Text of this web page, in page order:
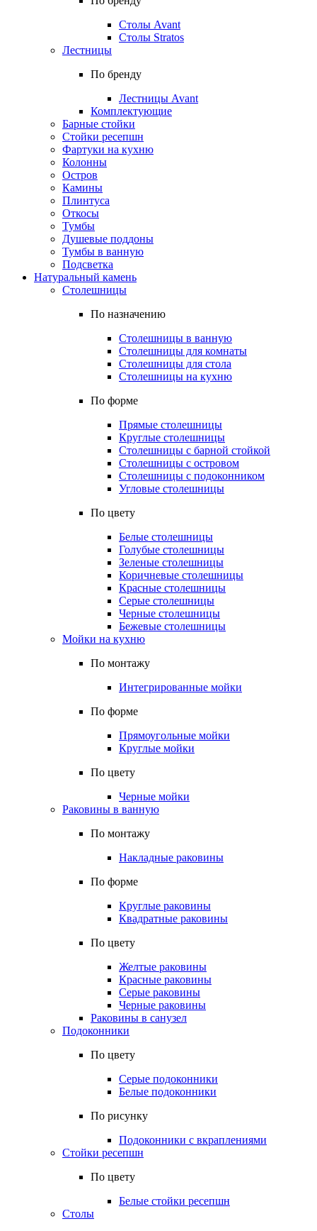
Столы Avant
Столы Stratos
Лестницы
По бренду
Лестницы Avant
Комплектующие
Барные стойки
Стойки ресепшн
Фартуки на кухню
Колонны
Остров
Камины
Плинтуса
Откосы
Тумбы
Душевые поддоны
Тумбы в ванную
Подсветка
Натуральный камень
Столешницы
По назначению
Столешницы в ванную
Столешницы для комнаты
Столешницы для стола
Столешницы на кухню
По форме
Прямые столешницы
Круглые столешницы
Столешницы с барной стойкой
Столешницы с островом
Столешницы с подоконником
Угловые столешницы
По цвету
Белые столешницы
Голубые столешницы
Зеленые столешницы
Коричневые столешницы
Красные столешницы
Серые столешницы
Черные столешницы
Бежевые столешницы
Мойки на кухню
По монтажу
Интегрированные мойки
По форме
Прямоугольные мойки
Круглые мойки
По цвету
Черные мойки
Раковины в ванную
По монтажу
Накладные раковины
По форме
Круглые раковины
Квадратные раковины
По цвету
Желтые раковины
Красные раковины
Серые раковины
Черные раковины
Раковины в санузел
Подоконники
По цвету
Серые подоконники
Белые подоконники
По рисунку
Подоконники с вкраплениями
Стойки ресепшн
По цвету
Белые стойки ресепшн
Столы